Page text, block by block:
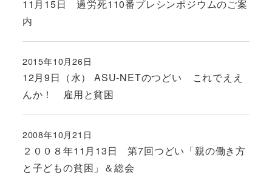
11月15日 過労死110番プレシンポジウムのご案
内
12月9日（水） ASU-NETのつどい これでええ
んか！ 雇用と貧困
投稿日
2015年10月26日
２００８年11月13日 第7回つどい「親の働き方
と子どもの貧困」＆総会
投稿日
2008年10月21日